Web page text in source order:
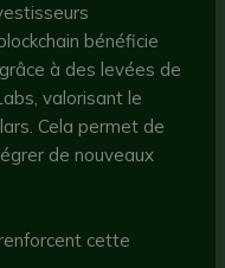
bénéficie
à des levées de
valorisant le
Cela permet de
de nouveaux
cette